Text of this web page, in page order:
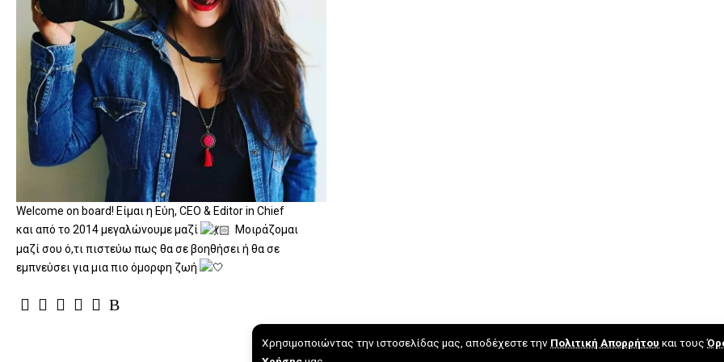
Χρησιμοποιώντας την ιστοσελίδας μας, αποδέχεστε την Πολιτική Απορρήτου και τους
Welcome on board! Είμαι η Εύη, CEO & Editor in Chief
και από το 2014 μεγαλώνουμε μαζί
Μοιράζομαι
μαζί σου ό,τι πιστεύω πως θα σε βοηθήσει ή θα σε
εμπνεύσει για μια πιο όμορφη ζωή